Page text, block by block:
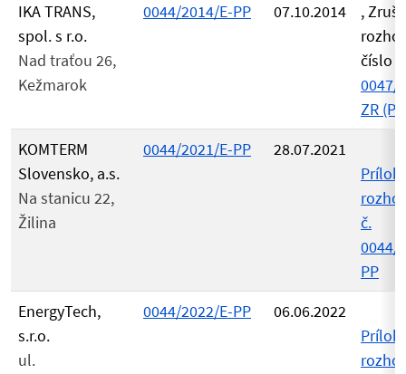
IKA TRANS,
spol. s r.o.
Nad traťou 26,
Kežmarok
0044/2014/E-PP 07.10.2014
,
číslo
0047/
ZR
KOMTERM
Slovensko, a.s.
Na stanicu 22,
Žilina
0044/2021/E-PP
28.07.2021
č.
0044/
PP
EnergyTech,
s.r.o.
ul.
0044/2022/E-PP
06.06.2022